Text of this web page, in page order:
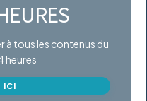
à tous les contenus du
heures
ICI